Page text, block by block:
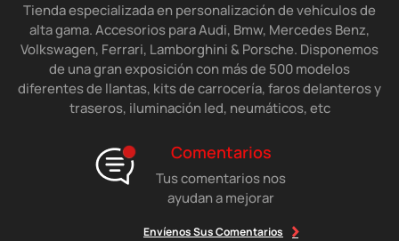
Tienda especializada en personalización de vehículos de
alta gama. Accesorios para Audi, Bmw, Mercedes Benz,
Volkswagen, Ferrari, Lamborghini & Porsche. Disponemos
de una gran exposición con más de 500 modelos
diferentes de llantas, kits de carrocería, faros delanteros y
traseros, iluminación led, neumáticos, etc
Comentarios
Tus comentarios nos
ayudan a mejorar
Envíenos Sus Comentarios